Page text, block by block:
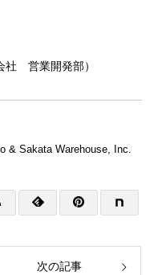
社 営業開発部）
& Sakata Warehouse, Inc.
次の記事